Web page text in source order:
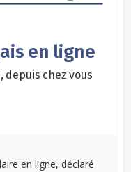
en ligne
depuis chez vous
en ligne, déclaré